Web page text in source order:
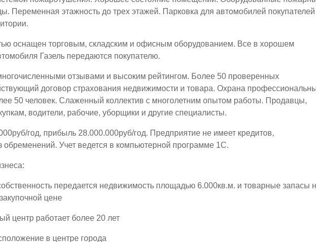
Переменная этажность до трех этажей. Парковка для автомобилей покупателей
оснащен торговым, складским и офисным оборудованием. Все в хорошем
Газель передаются покупателю.
отзывами и высоким рейтингом. Более 50 проверенных
договор страхования недвижимости и товара. Охрана
50 человек. Слаженный коллектив с многолетним опытом работы. Продавцы,
водители, рабочие, уборщики и другие специалисты.
год, прибыль 28.000.000руб/год. Предприятие не имеет кредитов,
обременений. Учет ведется в компьютерной программе 1С.
передается недвижимость площадью 6.000кв.м. и товарные запасы
цене
центр работает более 20 лет
в центре города